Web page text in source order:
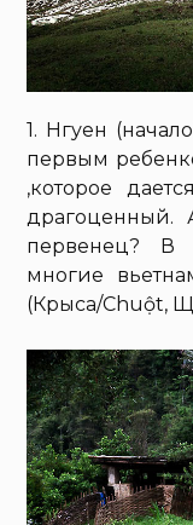
1. Нгуен
первым
,которое
первенец? В
многие
(Крыса/Chuột,